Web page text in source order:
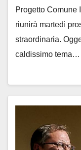
Progetto Comune
riunirà martedì
straordinaria.
caldissimo tema…